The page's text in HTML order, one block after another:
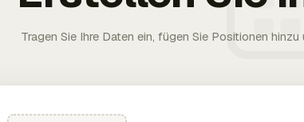
Tragen Sie Ihre Daten ein, fügen Sie Positionen